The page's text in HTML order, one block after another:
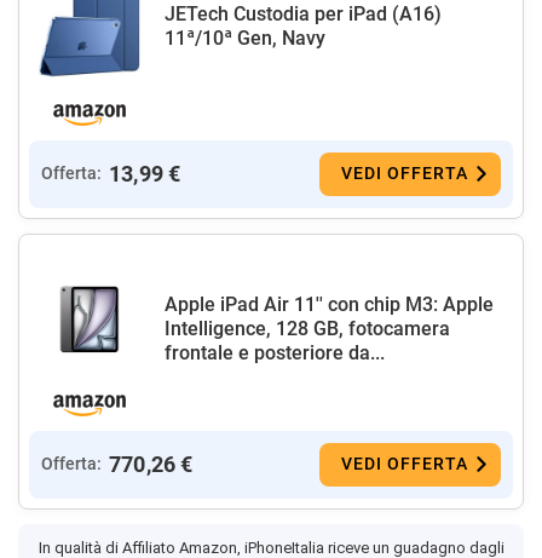
JETech Custodia per iPad (A16)
11ª/10ª Gen, Navy
Offerta: 13,99 € VEDI OFFERTA
Apple iPad Air 11'' con chip M3: Apple
Intelligence, 128 GB, fotocamera
frontale e posteriore da...
Offerta: 770,26 € VEDI OFFERTA
In qualità di Affiliato Amazon, iPhoneItalia riceve un guadagno dagli